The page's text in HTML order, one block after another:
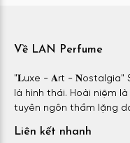
Về LAN Perfume
"𝐋uxe - 𝐀rt - 𝐍ostalgia"
là hình thái. Hoài niệm
tuyên ngôn thầm lặng
Liên kết nhanh